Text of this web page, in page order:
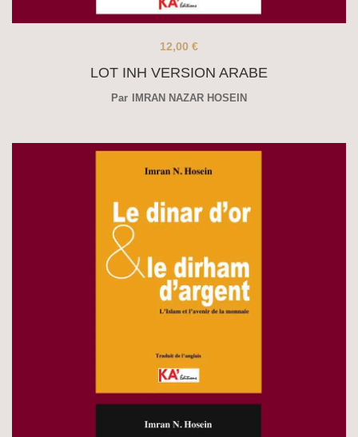
LOT INH VERSION ARABE
12,00 €
Par IMRAN NAZAR HOSEIN